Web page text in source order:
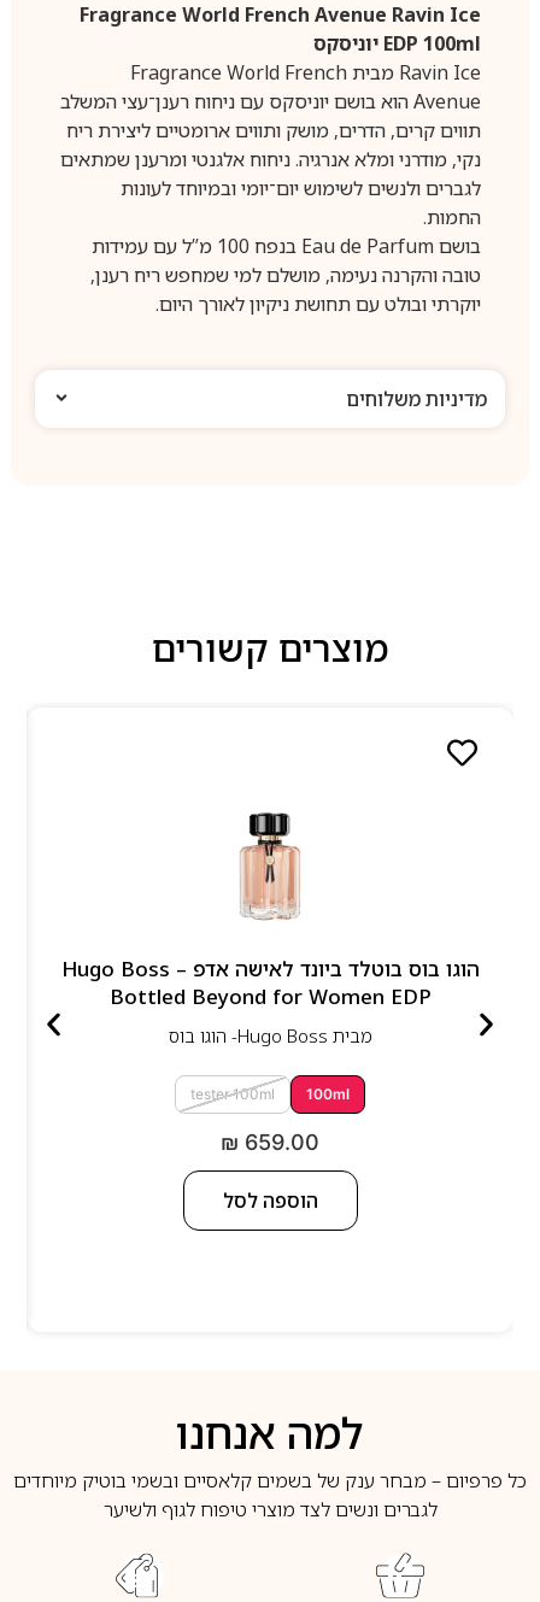
Fragrance World French Avenue Ravin Ice
EDP 100ml יוניסקס
Ravin Ice מבית Fragrance World French
Avenue הוא בושם יוניסקס עם ניחוח רענן־עצי המשלב
תווים קרים, הדרים, מושק ותווים ארומטיים ליצירת ריח
נקי, מודרני ומלא אנרגיה. ניחוח אלגנטי ומרענן שמתאים
לגברים ולנשים לשימוש יום־יומי ובמיוחד לעונות
החמות.
בושם Eau de Parfum בנפח 100 מ”ל עם עמידות
טובה והקרנה נעימה, מושלם למי שמחפש ריח רענן,
יוקרתי ובולט עם תחושת ניקיון לאורך היום.
מדיניות משלוחים
מוצרים קשורים
הוגו בוס בוטלד ביונד לאישה אדפ – Hugo Boss
Bottled Beyond for Women EDP
מבית Hugo Boss- הוגו בוס
100ml
tester 100ml
₪ 659.00
הוספה לסל
למה אנחנו
כל פרפיום – מבחר ענק של בשמים קלאסיים ובשמי בוטיק מיוחדים
לגברים ונשים לצד מוצרי טיפוח לגוף ולשיער